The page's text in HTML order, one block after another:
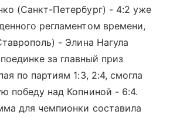
(Санкт-Петербург) - 4:2 уже
регламентом времени,
- Элина Нагула
за главный приз
по партиям 1:3, 2:4, смогла
победу над Копниной - 6:4.
для чемпионки составила